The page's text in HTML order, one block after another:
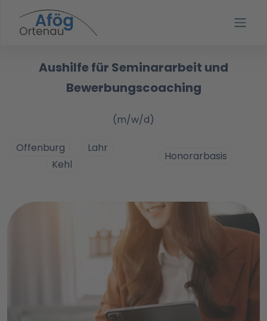
Aushilfe für Seminararbeit und
Bewerbungscoaching
(m/w/d)
Offenburg
Lahr
Kehl
Honorarbasis